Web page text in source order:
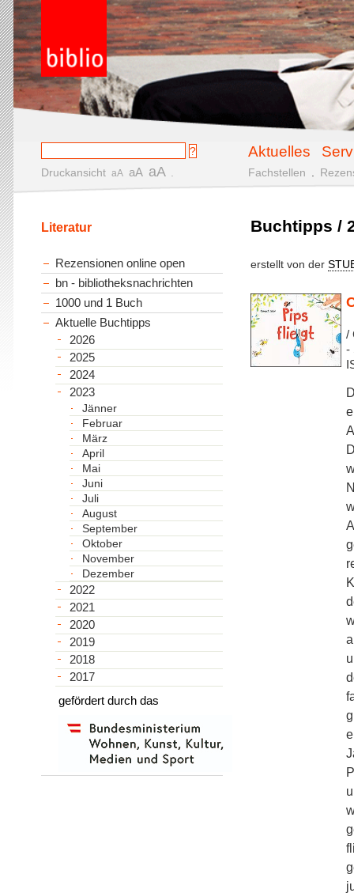
Aktuelles
Druckansicht aA aA aA Fachstellen
Buchtipps /
erstellt von der
/
-
Literatur
Rezensionen online open
bn - bibliotheksnachrichten
1000 und 1 Buch
Aktuelle Buchtipps
2026
2025
2024
2023
Jänner
Februar
März
April
Mai
Juni
Juli
August
September
Oktober
November
Dezember
2022
2021
2020
2019
2018
2017
gefördert durch das